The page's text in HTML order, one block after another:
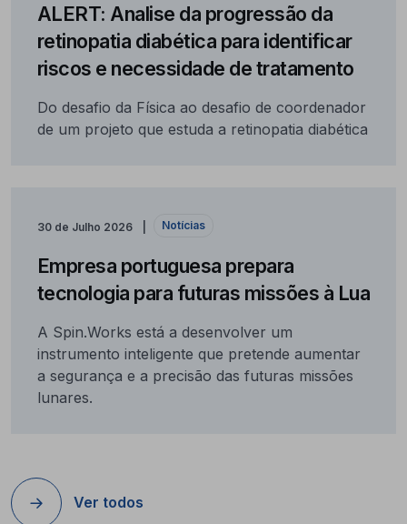
ALERT: Analise da progressão da
retinopatia diabética para identificar
riscos e necessidade de tratamento
Do desafio da Física ao desafio de coordenador
de um projeto que estuda a retinopatia diabética
30 de Julho 2026 Notícias
Empresa portuguesa prepara
tecnologia para futuras missões à Lua
A Spin.Works está a desenvolver um
instrumento inteligente que pretende aumentar
a segurança e a precisão das futuras missões
lunares.
Ver todos